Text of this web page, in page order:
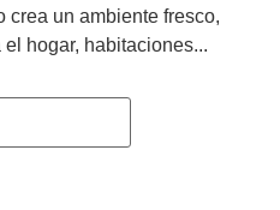
crea un ambiente fresco,
hogar, habitaciones...